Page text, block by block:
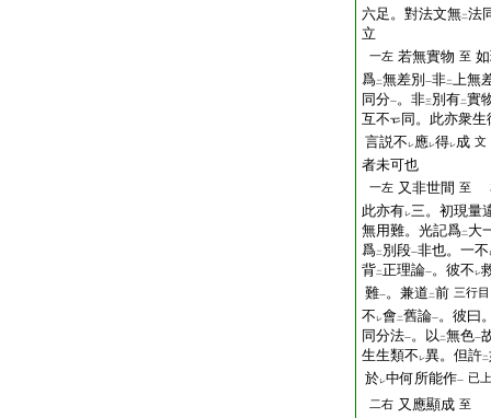
六足。對法文無二法
立
一左 若無實物 至
爲二無差別 一非二上無
同分一。非三別有二實
互不
同。此亦衆
言説不 レ應レ得レ成 文
者未可也
一左 又非世間 至
此亦有レ三。初現量
無用難。光記爲二 大
爲二 別段一非也。一不
背二正理論一。彼不 レ
難一。兼道 二前 三行目
不 レ會二舊論一。彼曰
同分法一。以 二無色一
生生類不 レ異。但許二
於レ中何所能作一
已上
二右 又應顯成 至